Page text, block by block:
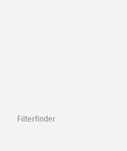
Filterfinder